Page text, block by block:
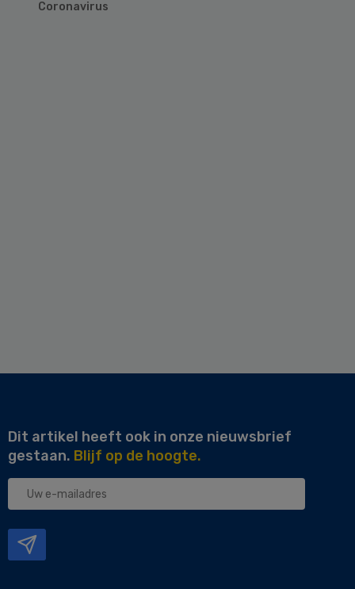
Coronavirus
Dit artikel heeft ook in onze nieuwsbrief
gestaan. Blijf op de hoogte.
Uw